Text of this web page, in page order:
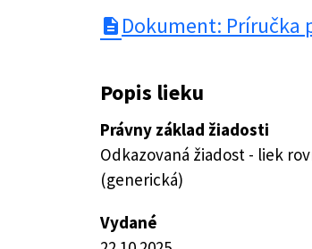
description Dokument: Príručka
Popis lieku
Právny základ žiadosti
Odkazovaná žiadost - liek
(generická)
Vydané